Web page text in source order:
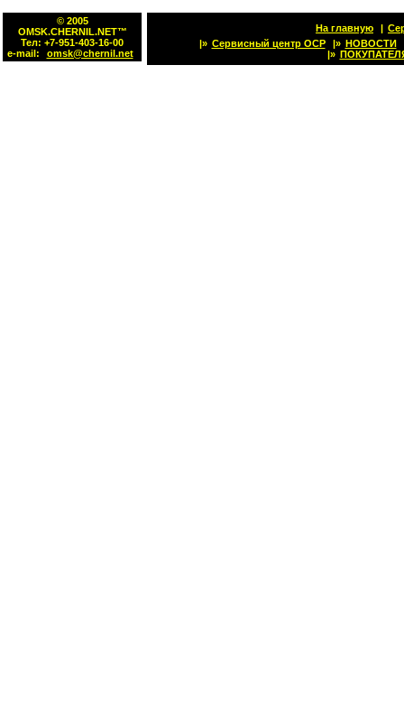
© 2005
OMSK.CHERNIL.NET™
Тел: +7-951-403-16-00
e-mail:
omsk@chernil.net
На главную |
|» Сервисный центр OCP |» НОВОСТИ
|»